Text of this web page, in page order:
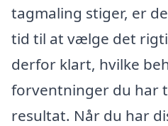
tagmaling stiger, er
tid til at vælge det
derfor klart, hvilke
forventninger du har
resultat. Når du har